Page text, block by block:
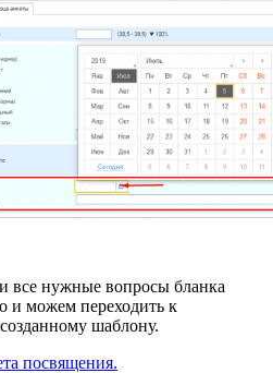
все нужные вопросы бланка
и можем переходить к
шаблону.
посвящения.